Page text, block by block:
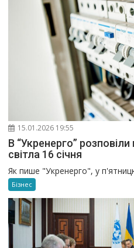
15.01.2026 19:55
В “Укренерго”
світла 16 січня
Як пише "Укренерго", у
Бізнес